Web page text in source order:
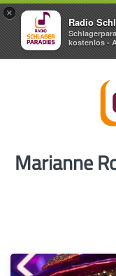
×
Radio
kostenlos -
Marianne